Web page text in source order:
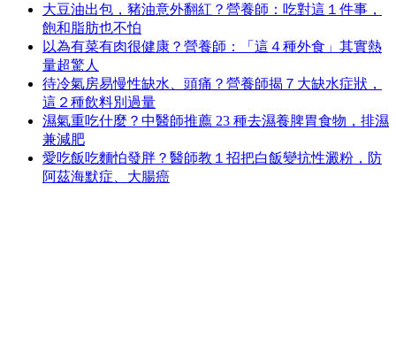
大豆油出包，豬油意外翻紅？營養師：吃對這１件事，
飽和脂肪也不怕
以為有菜有肉很健康？營養師：「這４種外食」其實熱
量超驚人
待冷氣房易慢性缺水、頭痛？營養師揭７大缺水症狀，
這２種飲料別過量
濕氣重吃什麼？中醫師推薦 23 種去濕養脾胃食物，排濕
兼減肥
愛吃飯吃麵怕發胖？醫師教１招把白飯變抗性澱粉，防
阿茲海默症、大腸癌